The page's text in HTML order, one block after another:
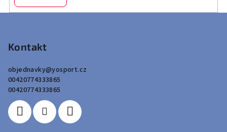
Kontakt
objednavky@yosport.cz
00420774333865
00420774333865